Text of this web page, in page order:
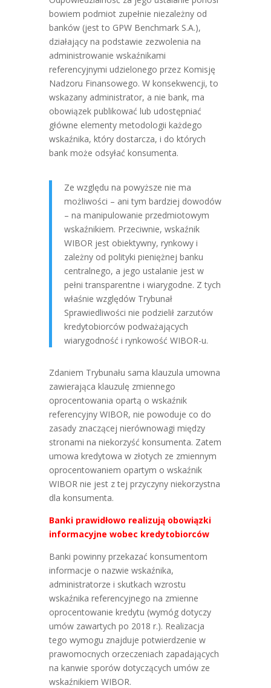
bowiem podmiot zupełnie niezależny od
banków (jest to GPW Benchmark S.A.),
działający na podstawie zezwolenia na
administrowanie wskaźnikami
referencyjnymi udzielonego przez Komisję
Nadzoru Finansowego. W konsekwencji, to
wskazany administrator, a nie bank, ma
obowiązek publikować lub udostępniać
główne elementy metodologii każdego
wskaźnika, który dostarcza, i do których
bank może odsyłać konsumenta.
Ze względu na powyższe nie ma
możliwości – ani tym bardziej dowodów
– na manipulowanie przedmiotowym
wskaźnikiem. Przeciwnie, wskaźnik
WIBOR jest obiektywny, rynkowy i
zależny od polityki pieniężnej banku
centralnego, a jego ustalanie jest w
pełni transparentne i wiarygodne. Z tych
właśnie względów Trybunał
Sprawiedliwości nie podzielił zarzutów
kredytobiorców podważających
wiarygodność i rynkowość WIBOR-u.
Zdaniem Trybunału sama klauzula umowna
zawierająca klauzulę zmiennego
oprocentowania opartą o wskaźnik
referencyjny WIBOR, nie powoduje co do
zasady znaczącej nierównowagi między
stronami na niekorzyść konsumenta. Zatem
umowa kredytowa w złotych ze zmiennym
oprocentowaniem opartym o wskaźnik
WIBOR nie jest z tej przyczyny niekorzystna
dla konsumenta.
Banki prawidłowo realizują obowiązki
informacyjne wobec kredytobiorców
Banki powinny przekazać konsumentom
informacje o nazwie wskaźnika,
administratorze i skutkach wzrostu
wskaźnika referencyjnego na zmienne
oprocentowanie kredytu (wymóg dotyczy
umów zawartych po 2018 r.). Realizacja
tego wymogu znajduje potwierdzenie w
prawomocnych orzeczeniach zapadających
na kanwie sporów dotyczących umów ze
wskaźnikiem WIBOR.